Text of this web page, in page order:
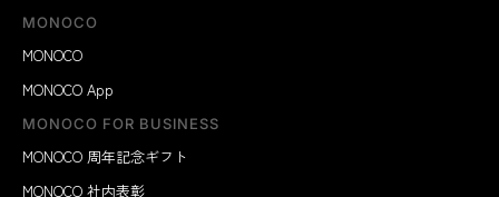
MONOCO
MONOCO
MONOCO App
MONOCO FOR BUSINESS
MONOCO 周年記念ギフト
MONOCO 社内表彰